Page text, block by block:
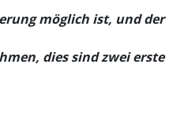
möglich ist, und der
dies sind zwei erste